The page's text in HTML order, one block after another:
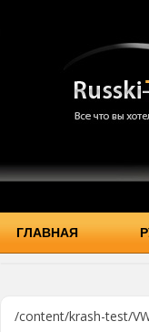
ГЛАВНАЯ
/content/krash-test/